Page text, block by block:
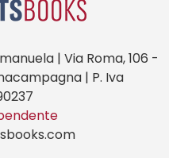
| Via Roma, 106 -
| P. Iva